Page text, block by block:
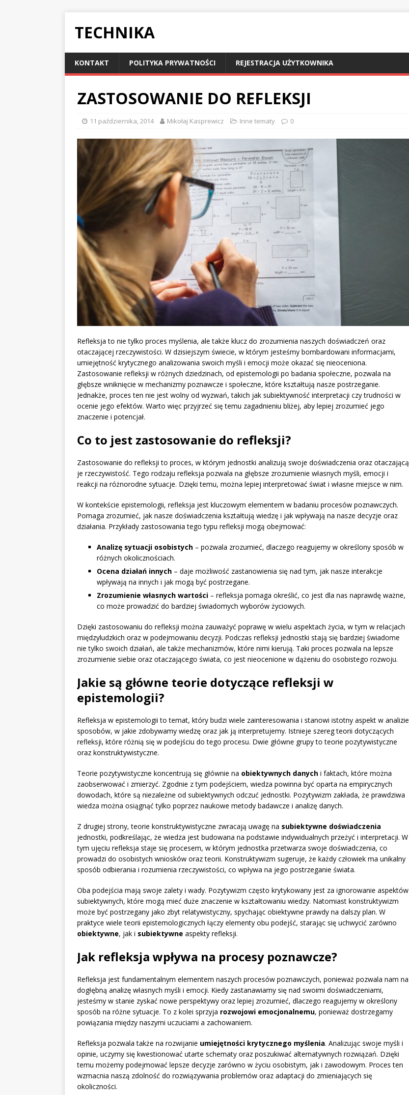
TECHNIKA
KONTAKT POLITYKA PRYWATNOŚCI REJESTRACJA UŻYTKOWNIKA
ZASTOSOWANIE DO REFLEKSJI
11 października, 2014 Mikołaj Kasprewicz Inne tematy 0
Refleksja to nie tylko proces myślenia, ale także klucz do zrozumienia naszych doświadczeń oraz
otaczającej rzeczywistości. W dzisiejszym świecie, w którym jesteśmy bombardowani informacjami,
umiejętność krytycznego analizowania swoich myśli i emocji może okazać się nieoceniona.
Zastosowanie refleksji w różnych dziedzinach, od epistemologii po badania społeczne, pozwala na
głębsze wniknięcie w mechanizmy poznawcze i społeczne, które kształtują nasze postrzeganie.
Jednakże, proces ten nie jest wolny od wyzwań, takich jak subiektywność interpretacji czy trudności w
ocenie jego efektów. Warto więc przyjrzeć się temu zagadnieniu bliżej, aby lepiej zrozumieć jego
znaczenie i potencjał.
Co to jest zastosowanie do refleksji?
Zastosowanie do refleksji to proces, w którym jednostki analizują swoje doświadczenia oraz otaczającą
je rzeczywistość. Tego rodzaju refleksja pozwala na głębsze zrozumienie własnych myśli, emocji i
reakcji na różnorodne sytuacje. Dzięki temu, można lepiej interpretować świat i własne miejsce w nim.
W kontekście epistemologii, refleksja jest kluczowym elementem w badaniu procesów poznawczych.
Pomaga zrozumieć, jak nasze doświadczenia kształtują wiedzę i jak wpływają na nasze decyzje oraz
działania. Przykłady zastosowania tego typu refleksji mogą obejmować:
Analizę sytuacji osobistych – pozwala zrozumieć, dlaczego reagujemy w określony sposób w
różnych okolicznościach.
Ocena działań innych – daje możliwość zastanowienia się nad tym, jak nasze interakcje
wpływają na innych i jak mogą być postrzegane.
Zrozumienie własnych wartości – refleksja pomaga określić, co jest dla nas naprawdę ważne,
co może prowadzić do bardziej świadomych wyborów życiowych.
Dzięki zastosowaniu do refleksji można zauważyć poprawę w wielu aspektach życia, w tym w relacjach
międzyludzkich oraz w podejmowaniu decyzji. Podczas refleksji jednostki stają się bardziej świadome
nie tylko swoich działań, ale także mechanizmów, które nimi kierują. Taki proces pozwala na lepsze
zrozumienie siebie oraz otaczającego świata, co jest nieocenione w dążeniu do osobistego rozwoju.
Jakie są główne teorie dotyczące refleksji w
epistemologii?
Refleksja w epistemologii to temat, który budzi wiele zainteresowania i stanowi istotny aspekt w analizie
sposobów, w jakie zdobywamy wiedzę oraz jak ją interpretujemy. Istnieje szereg teorii dotyczących
refleksji, które różnią się w podejściu do tego procesu. Dwie główne grupy to teorie pozytywistyczne
oraz konstruktywistyczne.
Teorie pozytywistyczne koncentrują się głównie na obiektywnych danych i faktach, które można
zaobserwować i zmierzyć. Zgodnie z tym podejściem, wiedza powinna być oparta na empirycznych
dowodach, które są niezależne od subiektywnych odczuć jednostki. Pozytywizm zakłada, że prawdziwa
wiedza można osiągnąć tylko poprzez naukowe metody badawcze i analizę danych.
Z drugiej strony, teorie konstruktywistyczne zwracają uwagę na subiektywne doświadczenia
jednostki, podkreślając, że wiedza jest budowana na podstawie indywidualnych przeżyć i interpretacji. W
tym ujęciu refleksja staje się procesem, w którym jednostka przetwarza swoje doświadczenia, co
prowadzi do osobistych wniosków oraz teorii. Konstruktywizm sugeruje, że każdy człowiek ma unikalny
sposób odbierania i rozumienia rzeczywistości, co wpływa na jego postrzeganie świata.
Oba podejścia mają swoje zalety i wady. Pozytywizm często krytykowany jest za ignorowanie aspektów
subiektywnych, które mogą mieć duże znaczenie w kształtowaniu wiedzy. Natomiast konstruktywizm
może być postrzegany jako zbyt relatywistyczny, spychając obiektywne prawdy na dalszy plan. W
praktyce wiele teorii epistemologicznych łączy elementy obu podejść, starając się uchwycić zarówno
obiektywne, jak i subiektywne aspekty refleksji.
Jak refleksja wpływa na procesy poznawcze?
Refleksja jest fundamentalnym elementem naszych procesów poznawczych, ponieważ pozwala nam na
dogłębną analizę własnych myśli i emocji. Kiedy zastanawiamy się nad swoimi doświadczeniami,
jesteśmy w stanie zyskać nowe perspektywy oraz lepiej zrozumieć, dlaczego reagujemy w określony
sposób na różne sytuacje. To z kolei sprzyja rozwojowi emocjonalnemu, ponieważ dostrzegamy
powiązania między naszymi uczuciami a zachowaniem.
Refleksja pozwala także na rozwijanie umiejętności krytycznego myślenia. Analizując swoje myśli i
opinie, uczymy się kwestionować utarte schematy oraz poszukiwać alternatywnych rozwiązań. Dzięki
temu możemy podejmować lepsze decyzje zarówno w życiu osobistym, jak i zawodowym. Proces ten
wzmacnia naszą zdolność do rozwiązywania problemów oraz adaptacji do zmieniających się
okoliczności.